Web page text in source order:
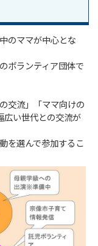
のママが中心とな
ボランティア団体で
交流」「ママ向けの
広い世代との交流が
を選んで参加するこ